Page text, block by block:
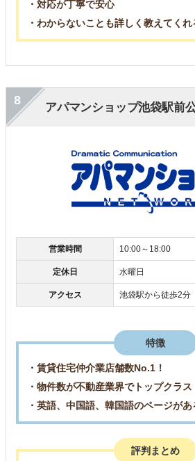
・対応が丁寧で安心
・わからないことも詳しく教えてくれ
アパマンショップ池袋駅前
8
営業時間 10:00～18:00
定休日 水曜日
アクセス 池袋駅から徒歩2分
特徴
・賃貸住宅仲介業店舗数No.1！
・物件数が不動産業界でトップクラス
・英語、中国語、韓国語のページがあ
評判まとめ